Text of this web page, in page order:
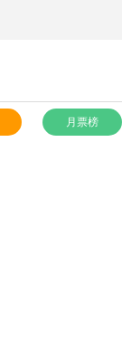
月票榜